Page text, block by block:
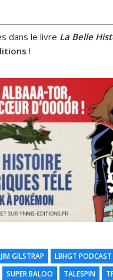
dans le livre La Belle
!
JIM GILSTRAP LBHGT PODCAST
SUPER BALOO TALESPIN